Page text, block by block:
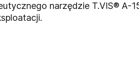
narzędzie T.VIS® A-